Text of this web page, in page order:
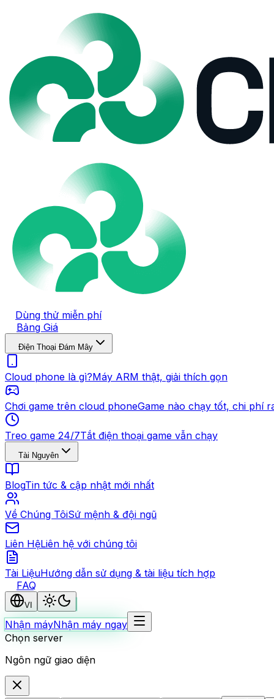
Dùng thử miễn phí
Bảng Giá
Điện Thoại Đám Mây
Cloud phone là gì?Máy ARM thật, giải thích gọn
Chơi game trên cloud phoneGame nào chạy tốt, chi phí
Treo game 24/7Tắt điện thoại game vẫn chạy
Tài Nguyên
BlogTin tức & cập nhật mới nhất
Về Chúng TôiSứ mệnh & đội ngũ
Liên HệLiên hệ với chúng tôi
Tài LiệuHướng dẫn sử dụng & tài liệu tích hợp
FAQ
VI
Nhận máyNhận máy ngay
Chọn server
Ngôn ngữ giao diện